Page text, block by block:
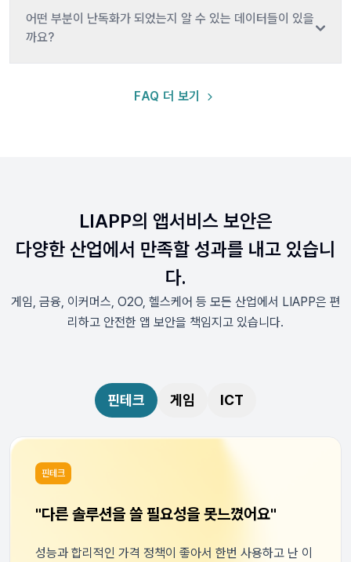
어떤 부분이 난독화가 되었는지 알 수 있는 데이터들이 있을
까요?
FAQ 더 보기
LIAPP의 앱서비스 보안은
다양한 산업에서 만족할 성과를 내고 있습니
다.
게임, 금융, 이커머스, O2O, 헬스케어 등 모든 산업에서 LIAPP은 편
리하고 안전한 앱 보안을 책임지고 있습니다.
핀테크 게임 ICT
핀테크
"다른 솔루션을 쓸 필요성을 못느꼈어요"
성능과 합리적인 가격 정책이 좋아서 한번 사용하고 난 이